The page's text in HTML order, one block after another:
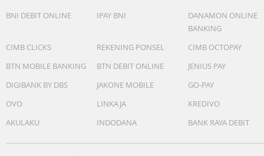
BNI DEBIT ONLINE
IPAY BNI
DANAMON ONLINE
BANKING
CIMB CLICKS
REKENING PONSEL
CIMB OCTOPAY
BTN MOBILE BANKING
BTN DEBIT ONLINE
JENIUS PAY
DIGIBANK BY DBS
JAKONE MOBILE
GO-PAY
OVO
LINKAJA
KREDIVO
AKULAKU
INDODANA BANK RAYA DEBIT